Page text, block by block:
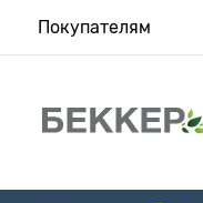
Покупателям